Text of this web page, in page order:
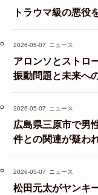
トラウマ級の悪役
2026-05-07 ニュース
アロンソとストロ
振動問題と未来へ
2026-05-07 ニュース
広島県三原市で男
件との関連が疑わ
2026-05-07 ニュース
松田元太がヤンキ